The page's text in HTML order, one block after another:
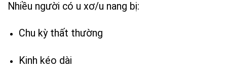
Nhiều người có u xơ/u nang bị:
Chu kỳ thất thường
Kinh kéo dài